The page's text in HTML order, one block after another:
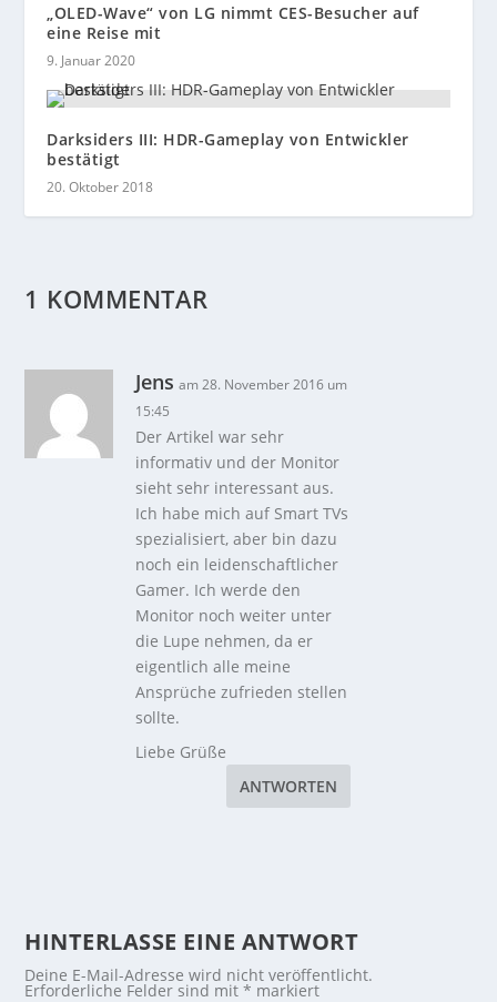
„OLED-Wave“ von LG nimmt CES-Besucher auf
eine Reise mit
9. Januar 2020
Darksiders III: HDR-Gameplay von Entwickler
bestätigt
20. Oktober 2018
1 KOMMENTAR
Jens am 28. November 2016 um
15:45
Der Artikel war sehr
informativ und der Monitor
sieht sehr interessant aus.
Ich habe mich auf Smart TVs
spezialisiert, aber bin dazu
noch ein leidenschaftlicher
Gamer. Ich werde den
Monitor noch weiter unter
die Lupe nehmen, da er
eigentlich alle meine
Ansprüche zufrieden stellen
sollte.
Liebe Grüße
ANTWORTEN
HINTERLASSE EINE ANTWORT
Deine E-Mail-Adresse wird nicht veröffentlicht.
Erforderliche Felder sind mit* markiert